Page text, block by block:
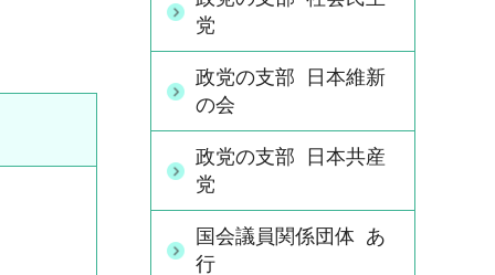
党
政党の支部 日本維新
の会
政党の支部 日本共産
党
国会議員関係団体 あ
行